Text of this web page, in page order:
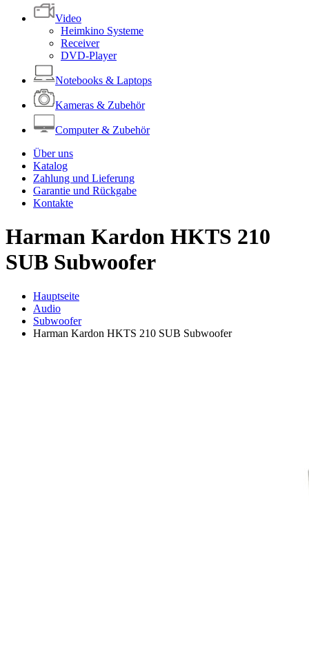
Video
Heimkino Systeme
Receiver
DVD-Player
Notebooks & Laptops
Kameras & Zubehör
Computer & Zubehör
Über uns
Katalog
Zahlung und Lieferung
Garantie und Rückgabe
Kontakte
Harman Kardon HKTS 210
SUB Subwoofer
Hauptseite
Audio
Subwoofer
Harman Kardon HKTS 210 SUB Subwoofer